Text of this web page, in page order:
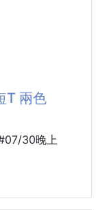
T 兩色
30晚上